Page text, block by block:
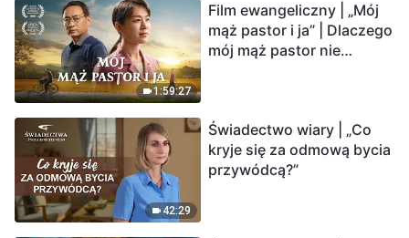
1:59:27
Film ewangeliczny | „Mój
mąż pastor i ja” | Dlaczego
mój mąż pastor nie
42:29
Świadectwo wiary | „Co
kryje się za odmową bycia
przywódcą?”